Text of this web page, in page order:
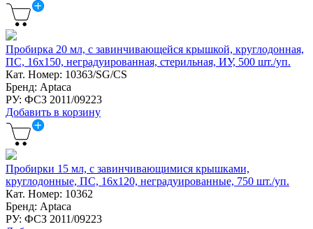
Пробирка 20 мл, с завинчивающейся крышкой, круглодонная,
ПС, 16х150, неградуированная, стерильная, ИУ, 500 шт./уп.
Кат. Номер: 10363/SG/CS
Бренд: Aptaca
РУ: ФСЗ 2011/09223
Добавить в корзину
Пробирки 15 мл, с завинчивающимися крышками,
круглодонные, ПС, 16х120, неградуированные, 750 шт./уп.
Кат. Номер: 10362
Бренд: Aptaca
РУ: ФСЗ 2011/09223